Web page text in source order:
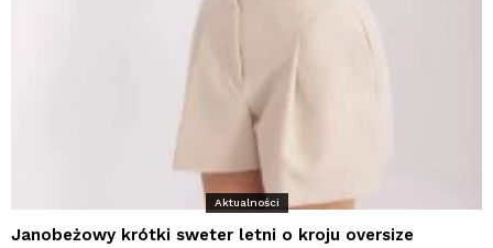
Aktualności
Janobeżowy krótki sweter letni o kroju oversize